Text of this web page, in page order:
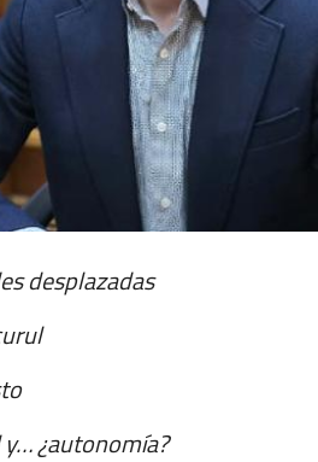
desplazadas
¿autonomía?